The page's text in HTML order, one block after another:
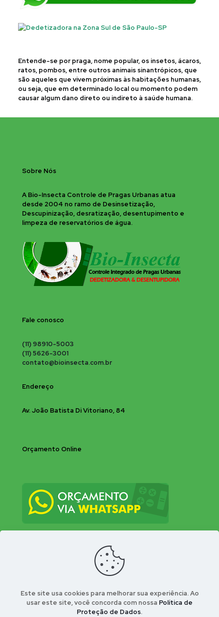
Entende-se por praga, nome popular, os insetos, ácaros,
ratos, pombos, entre outros animais sinantrópicos, que
são aqueles que vivem próximas às habitações humanas,
ou seja, que em determinado local ou momento podem
causar algum dano direto ou indireto à saúde humana.
Sobre Nós
A Bio-Insecta Controle de Pragas Urbanas atua
desde 2004 no ramo de Desinsetização,
Descupinização, desratização, desentupimento e
limpeza de reservatórios de água.
Fale conosco
(11) 98910-5003
(11) 5626-3001
contato@bioinsecta.com.br
Endereço
Av. João Batista Di Vitoriano, 84
Orçamento Online
© 2026 Bio-Insecta Controle Integrado de Pragas
Este site usa cookies para melhorar sua experiência. Ao
usar este site, você concorda com nossa Política de
Proteção de Dados.